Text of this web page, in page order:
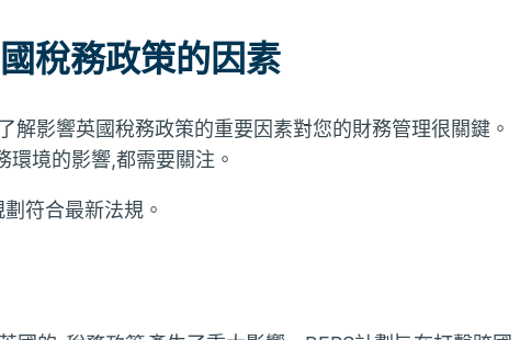
稅務政策的因素
解影響英國稅務政策的重要因素對您的財務管理很關鍵。
境的影響,都需要關注。
符合最新法規。